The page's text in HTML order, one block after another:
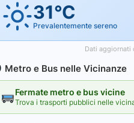
31°C
Prevalentemente sereno
Dati aggiornati
Metro e Bus nelle Vicinanze
Fermate metro e bus vicine
Trova i trasporti pubblici nelle